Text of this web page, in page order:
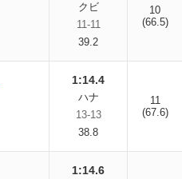
クビ
11-11
39.2
10
(66.5)
1:14.4
ハナ
13-13
38.8
11
(67.6)
1:14.6